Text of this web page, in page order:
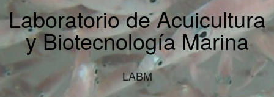
Laboratorio de Acuicultura
y Biotecnología Marina
LABM